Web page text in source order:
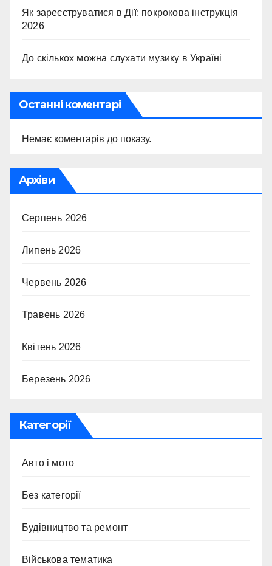
Як зареєструватися в Дії: покрокова інструкція
2026
До скількох можна слухати музику в Україні
Останні коментарі
Немає коментарів до показу.
Архіви
Серпень 2026
Липень 2026
Червень 2026
Травень 2026
Квітень 2026
Березень 2026
Категорії
Авто і мото
Без категорії
Будівництво та ремонт
Військова тематика